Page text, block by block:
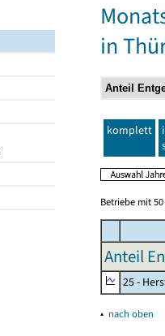
in
komplett
Betriebe mit
Anteil
25 -
▴ nach oben